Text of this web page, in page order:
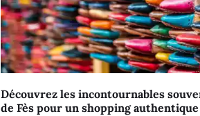
Découvrez les incontournables
de Fès pour un shopping